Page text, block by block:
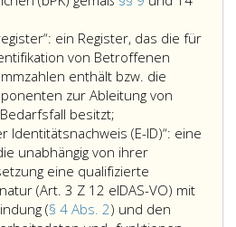
allen
anderen
bewirkt
wird;
ein Register, das die für
von Betroffenen
enthält bzw. die
zur Ableitung von
besitzt;
Identitätsnachweis (E-ID)“: eine
unabhängig von ihrer
eine qualifizierte
(Art. 3 Z 12 eIDAS-VO) mit
(§ 4 Abs. 2) und den